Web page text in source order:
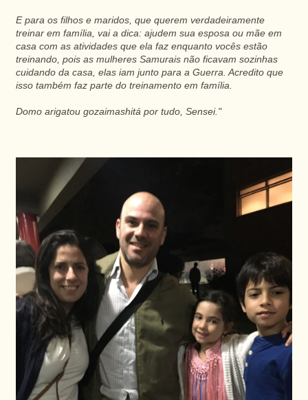
E para os filhos e maridos, que querem verdadeiramente
treinar em família, vai a dica: ajudem sua esposa ou mãe em
casa com as atividades que ela faz enquanto vocês estão
treinando, pois as mulheres Samurais não ficavam sozinhas
cuidando da casa, elas iam junto para a Guerra. Acredito que
isso também faz parte do treinamento em família.
Domo arigatou gozaimashitá por tudo, Sensei."